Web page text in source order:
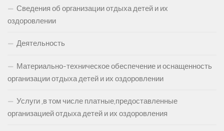
Сведения об организации отдыха детей и их
оздоровлении
Деятельность
Материально-техническое обеспечение и оснащенность
организации отдыха детей и их оздоровлении
Услуги ,в том числе платные,предоставленные
организацией отдыха детей и их оздоровления